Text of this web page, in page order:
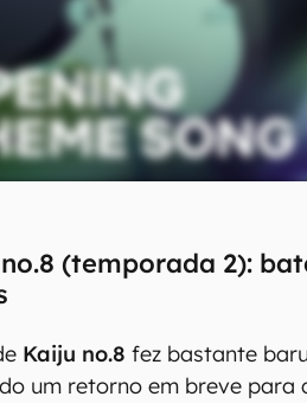
(temporada 2):
Kaiju no.8 fez bastante
um retorno em breve para